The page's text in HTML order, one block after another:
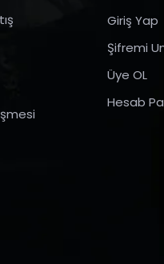
Giriş Yap
Şifremi
Üye OL
Hesab